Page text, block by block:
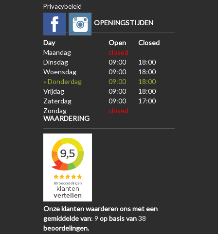
Privacybeleid
OPENINGSTIJDEN
Day Open
Closed
Maandag
closed
Dinsdag
09:00
18:00
Woensdag
09:00
18:00
» Donderdag
09:00
18:00
Vrijdag
09:00
18:00
Zaterdag
09:00
17:00
Zondag
closed
WAARDERING
Onze klanten waarderen ons met een
gemiddelde van: 9 op basis van38
beoordelingen.